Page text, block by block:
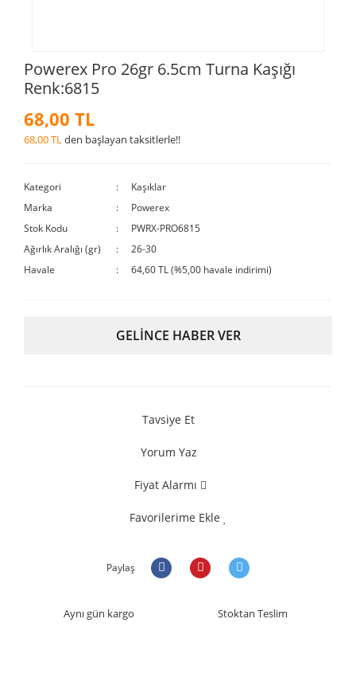
Powerex Pro 26gr 6.5cm Turna Kaşığı
Renk:6815
68,00 TL
68,00 TLden başlayan taksitlerle!!
Kategori
Kaşıklar
Marka
Powerex
Stok Kodu
PWRX-PRO6815
Ağırlık Aralığı (gr)
26-30
Havale
64,60 TL (%5,00 havale indirimi)
GELİNCE HABER VER
Tavsiye Et
Yorum Yaz
Fiyat Alarmı
Favorilerime Ekle
Paylaş
Aynı gün kargo Stoktan Teslim